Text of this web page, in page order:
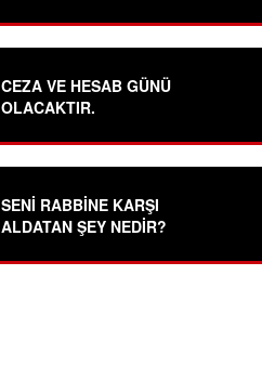
CEZA VE HESAB GÜNÜ
OLACAKTIR.
SENİ RABBİNE KARŞI
ALDATAN ŞEY NEDİR?